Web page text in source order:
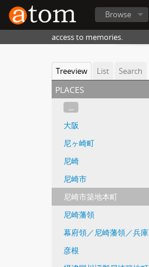
Browse
access to memories.
Treeview List Search
places
...
大阪
尼ヶ崎町
尼崎
尼崎市
尼崎市築地本町
尼崎藩領
彦根